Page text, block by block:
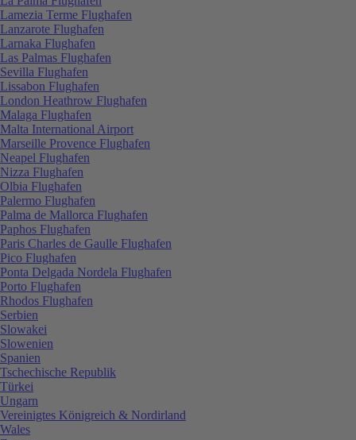
Lamezia Terme Flughafen
Lanzarote Flughafen
Larnaka Flughafen
Las Palmas Flughafen
Sevilla Flughafen
Lissabon Flughafen
London Heathrow Flughafen
Malaga Flughafen
Malta International Airport
Marseille Provence Flughafen
Neapel Flughafen
Nizza Flughafen
Olbia Flughafen
Palermo Flughafen
Palma de Mallorca Flughafen
Paphos Flughafen
Paris Charles de Gaulle Flughafen
Pico Flughafen
Ponta Delgada Nordela Flughafen
Porto Flughafen
Rhodos Flughafen
Serbien
Slowakei
Slowenien
Spanien
Tschechische Republik
Türkei
Ungarn
Vereinigtes Königreich & Nordirland
Wales